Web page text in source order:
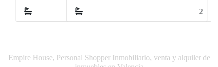
Empire House, Personal Shopper Inmobiliario, venta y alquiler de